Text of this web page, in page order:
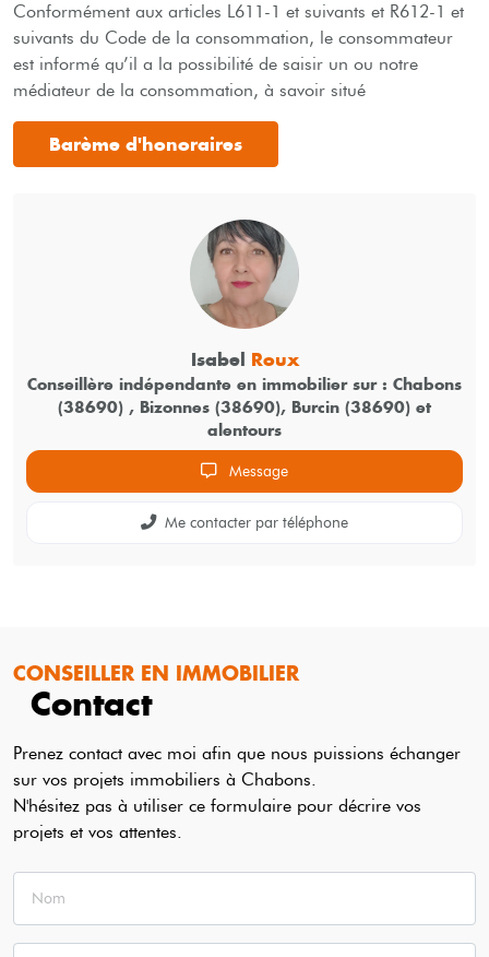
Conformément aux articles L611-1 et suivants et R612-1 et
suivants du Code de la consommation, le consommateur
est informé qu’il a la possibilité de saisir un ou notre
médiateur de la consommation, à savoir situé
Barème d'honoraires
Isabel Roux
Conseillère indépendante en immobilier sur : Chabons
(38690) , Bizonnes (38690), Burcin (38690) et
alentours
Message
Me contacter par téléphone
CONSEILLER EN IMMOBILIER
Contact
Prenez contact avec moi afin que nous puissions échanger
sur vos projets immobiliers à Chabons.
N'hésitez pas à utiliser ce formulaire pour décrire vos
projets et vos attentes.